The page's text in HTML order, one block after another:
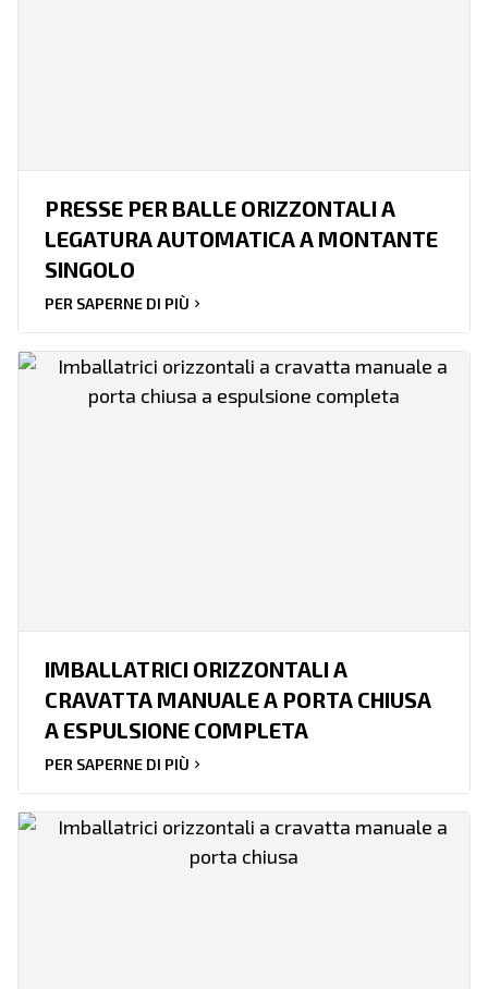
PRESSE PER BALLE ORIZZONTALI A
LEGATURA AUTOMATICA A MONTANTE
SINGOLO
PER SAPERNE DI PIÙ
IMBALLATRICI ORIZZONTALI A
CRAVATTA MANUALE A PORTA CHIUSA
A ESPULSIONE COMPLETA
PER SAPERNE DI PIÙ